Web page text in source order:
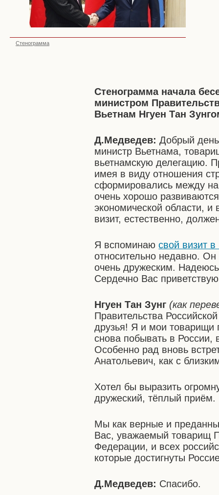
Стенограмма
Стенограмма начала
министром
Вьетнам Нгуен Тан
Д.Медведев: Добрый
министр Вьетнама,
вьетнамскую делегацию.
имея в виду отношения
сформировались между
очень хорошо
экономической области,
визит, естественно,
Я вспоминаюсвой визит
относительно недавно.
очень дружеским.
Сердечно Вас
Нгуен Тан Зунг (как
Правительства
друзья! Я и мои товарищи
снова побывать в России,
Особенно рад вновь
Анатольевич, как с
Хотел бы выразить
дружеский, тёплый приём.
Мы как верные и
Вас, уважаемый товарищ
Федерации, и всех
которые достигнуты
Д.Медведев: Спасибо.